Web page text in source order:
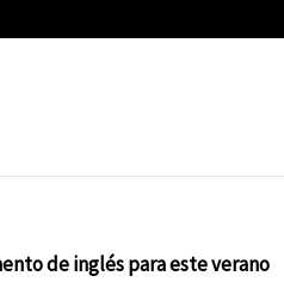
de inglés para este verano